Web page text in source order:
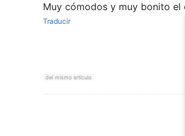
Muy cómodos y muy bonito el
Traducir
del mismo artículo